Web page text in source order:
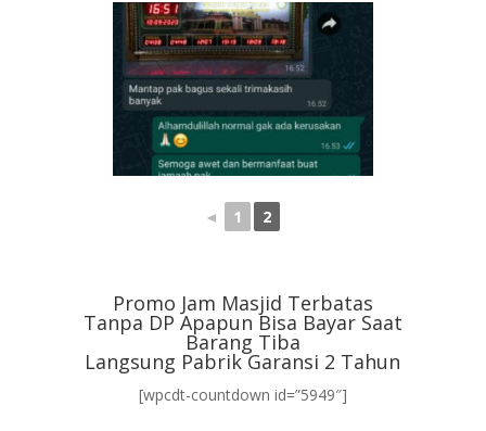
◄ 1 2
Promo Jam Masjid Terbatas
Tanpa DP Apapun Bisa Bayar Saat
Barang Tiba
Langsung Pabrik Garansi 2 Tahun
[wpcdt-countdown id=”5949″]